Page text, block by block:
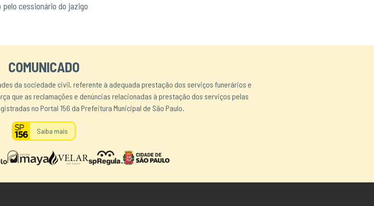
cessionário do jazigo
COMUNICADO
da sociedade civil, referente à adequada prestação dos serviços funerários e
que as reclamações e denúncias relacionadas à prestação dos serviços pelas
no Portal 156 da Prefeitura Municipal de São Paulo.
Saiba mais